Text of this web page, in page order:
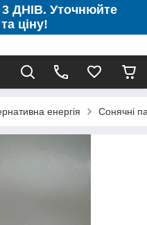
ДНІВ. Уточнюйте
ціну!
енергія Сонячні